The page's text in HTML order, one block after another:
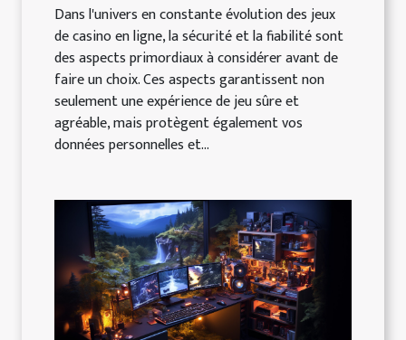
Dans l'univers en constante évolution des jeux
de casino en ligne, la sécurité et la fiabilité sont
des aspects primordiaux à considérer avant de
faire un choix. Ces aspects garantissent non
seulement une expérience de jeu sûre et
agréable, mais protègent également vos
données personnelles et...